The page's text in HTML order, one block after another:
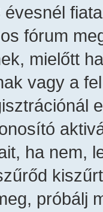
fórum
mielőtt
vagy a
ha nem,
próbálj